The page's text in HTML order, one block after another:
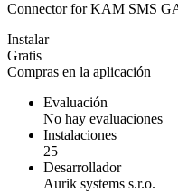
Connector for KAM SMS
Instalar
Gratis
Compras en la aplicación
Evaluación
No hay evaluaciones
Instalaciones
25
Desarrollador
Aurik systems s.r.o.